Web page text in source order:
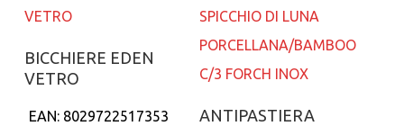
Aggiungi al carrello
BICCHIERE EDEN
VETRO
EAN: 8029722517353
Aggiungi al carrello
ANTIPASTIERA